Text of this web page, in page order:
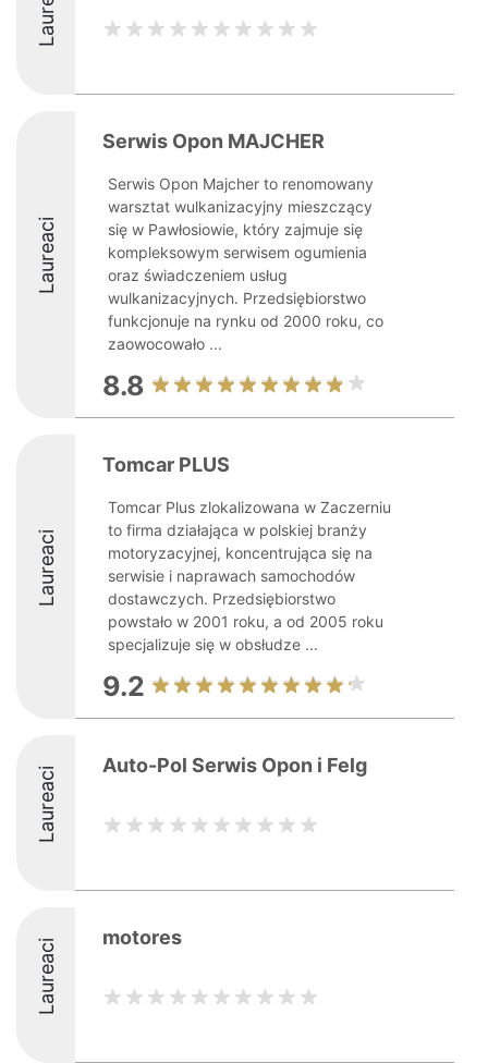
Laureaci
Serwis Opon MAJCHER
Serwis Opon Majcher to renomowany
warsztat wulkanizacyjny mieszczący
się w Pawłosiowie, który zajmuje się
kompleksowym serwisem ogumienia
oraz świadczeniem usług
wulkanizacyjnych. Przedsiębiorstwo
funkcjonuje na rynku od 2000 roku, co
zaowocowało ...
8.8
Laureaci
Tomcar PLUS
Tomcar Plus zlokalizowana w Zaczerniu
to firma działająca w polskiej branży
motoryzacyjnej, koncentrująca się na
serwisie i naprawach samochodów
dostawczych. Przedsiębiorstwo
powstało w 2001 roku, a od 2005 roku
specjalizuje się w obsłudze ...
9.2
Laureaci Auto-Pol Serwis Opon i Felg
Laureaci motores